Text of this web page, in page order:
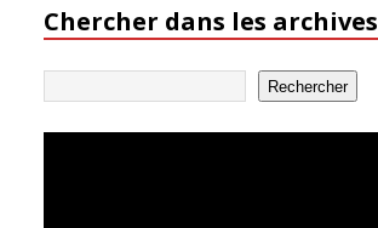
Chercher dans les archives
Rechercher